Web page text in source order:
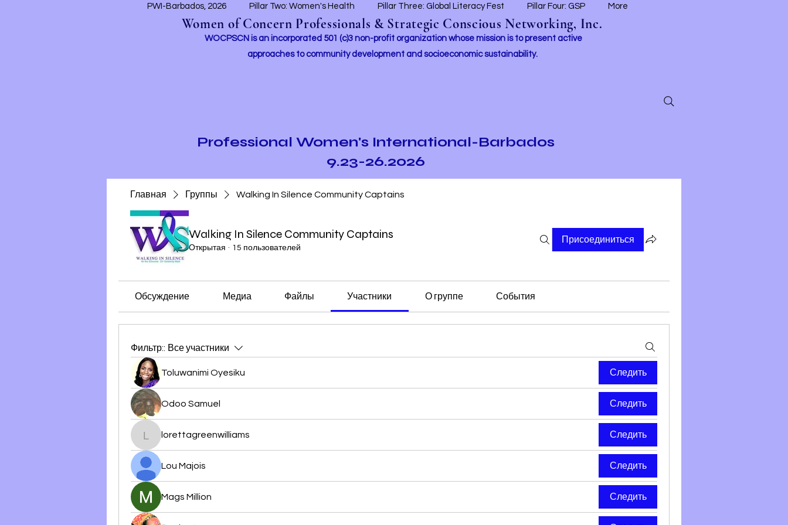
PWI-Barbados, 2026 Pillar Two: Women's Health Pillar Three: Global Literacy Fest Pillar Four: GSP More
Women of Concern Professionals & Strategic Conscious Networking, Inc.
WOCPSCN is an incorporated 501 (c)3 non-profit organization whose mission is to present active
approaches to community development and socioeconomic sustainability.
Professional Women's International-Barbados
9.23-26.2026
Главная Группы Walking In Silence Community Captains
Walking In Silence Community Captains
Открытая · 15 пользователей
Присоединиться
Обсуждение Медиа Файлы Участники О группе События
Фильтр:: Все участники
Toluwanimi Oyesiku Следить
Odoo Samuel Следить
lorettagreenwilliams
lorettagreenwilliams Следить
Lou Majois Следить
Mags Million Следить